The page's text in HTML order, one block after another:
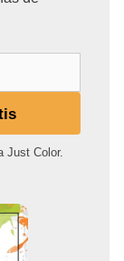
Just Color.